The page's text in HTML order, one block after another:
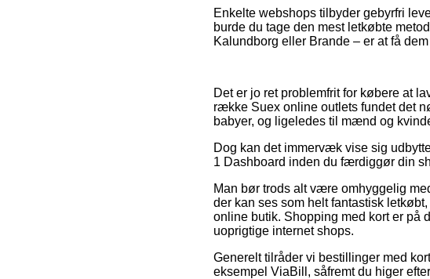
Enkelte webshops tilbyder gebyrfri
burde du tage den mest letkøbte
Kalundborg eller Brande – er at få
Det er jo ret problemfrit for købere at
række Suex online outlets fundet det
babyer, og ligeledes til mænd og
Dog kan det immervæk vise sig
1 Dashboard inden du færdiggør din
Man bør trods alt være omhyggelig
der kan ses som helt fantastisk
online butik. Shopping med kort er på
uoprigtige internet shops.
Generelt tilråder vi bestillinger med
eksempel ViaBill, såfremt du higer